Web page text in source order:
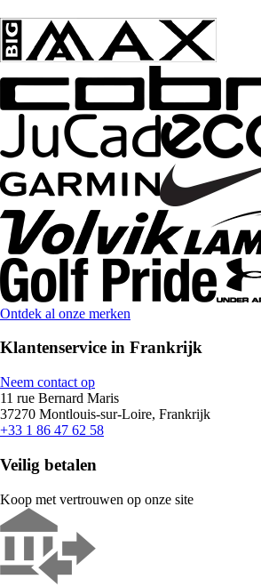
Ontdek al onze merken
Klantenservice in Frankrijk
Neem contact op
11 rue Bernard Maris
37270 Montlouis-sur-Loire, Frankrijk
+33 1 86 47 62 58
Veilig betalen
Koop met vertrouwen op onze site